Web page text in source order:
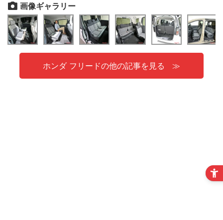
画像ギャラリー
ホンダ フリードの他の記事を見る